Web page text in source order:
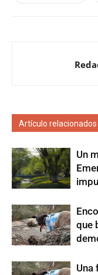
Artículo relacionados
Un
que
Una